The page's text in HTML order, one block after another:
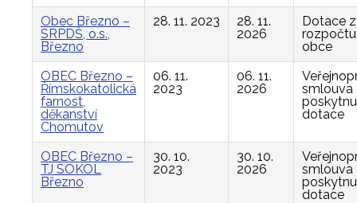
Obec Březno –
SRPDŠ, o.s.,
Březno
28. 11. 2023
28. 11.
2026
Dotace z
rozpočtu
obce
OBEC Březno –
Římskokatolická
farnost,
děkanství
Chomutov
06. 11.
2023
06. 11.
2026
smlouva
dotace
OBEC Březno –
TJ SOKOL
Březno
30. 10.
2023
30. 10.
2026
smlouva
dotace